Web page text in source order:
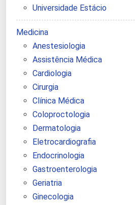
Universidade Estácio
Medicina
Anestesiologia
Assistência Médica
Cardiologia
Cirurgia
Clínica Médica
Coloproctologia
Dermatologia
Eletrocardiografia
Endocrinologia
Gastroenterologia
Geriatria
Ginecologia